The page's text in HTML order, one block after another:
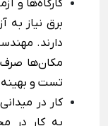
کارگاه‌ها و
برق نیاز به
دارند.
مکان‌ها صرف
تست و
کار در
به کار در